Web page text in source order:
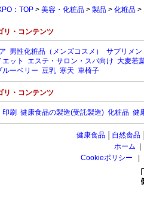
：TOP > 美容・化粧品 > 製品 > 化粧品 >
リ・コンテンツ
男性化粧品（メンズコスメ） サプリメン
エット エステ・サロン・スパ向け 大麦若
ルーベリー 豆乳 寒天 車椅子
リ・コンテンツ
印刷 健康食品の製造(受託製造) 化粧品 健
健康食品 自然食品
ホーム
Cookieポリシー